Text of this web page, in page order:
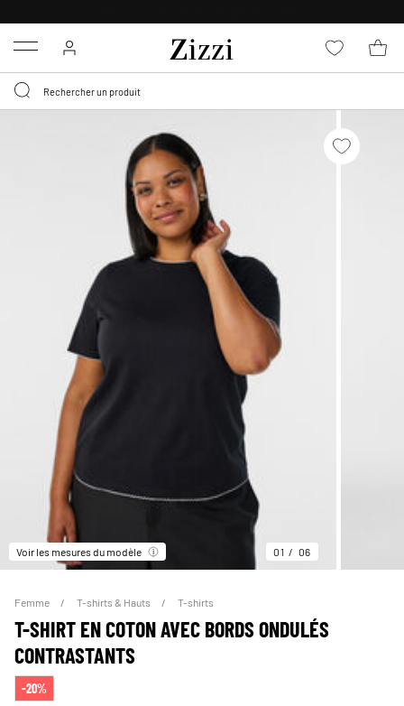
Menu
Voir les mesures du modèle 01 06
Femme T-shirts & Hauts T-shirts
T-SHIRT EN COTON AVEC BORDS ONDULÉS
CONTRASTANTS
-20%